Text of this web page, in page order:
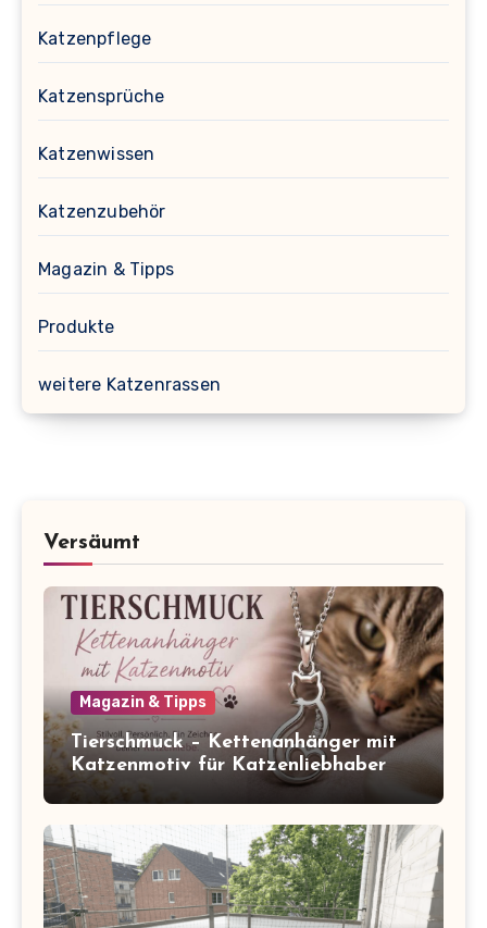
Katzenpflege
Katzensprüche
Katzenwissen
Katzenzubehör
Magazin & Tipps
Produkte
weitere Katzenrassen
Versäumt
Magazin & Tipps
Tierschmuck – Kettenanhänger mit
Katzenmotiv für Katzenliebhaber